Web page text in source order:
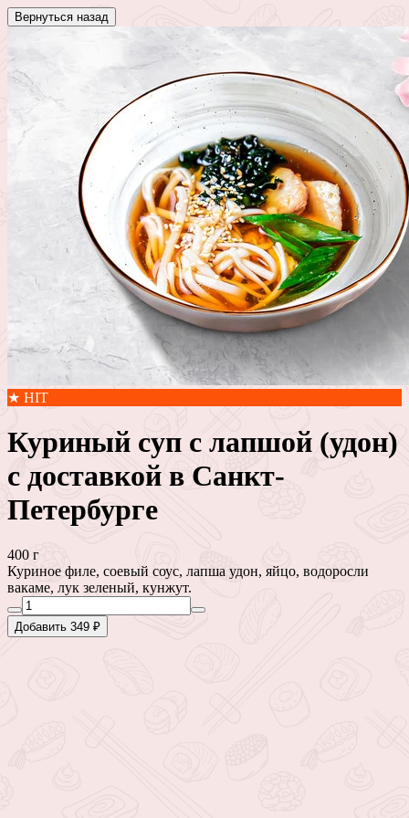
Вернуться назад
★ HIT
Куриный суп с лапшой (удон)
с доставкой в Санкт-
Петербурге
400 г
Куриное филе, соевый соус, лапша удон, яйцо, водоросли
вакаме, лук зеленый, кунжут.
Добавить 349 ₽